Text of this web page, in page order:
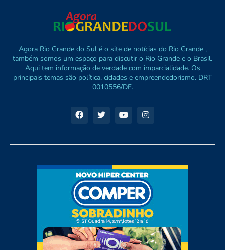
Agora Rio Grande do Sul é o site de notícias do Rio Grande ,
também somos um espaço para discutir o Rio Grande e o Brasil.
Aqui tem informação de verdade com imparcialidade. Os
principais temas são política, cidades e empreendedorismo. DRT
0010556/DF.